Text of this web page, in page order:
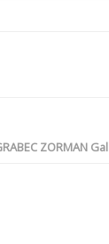
ZORMAN Gal